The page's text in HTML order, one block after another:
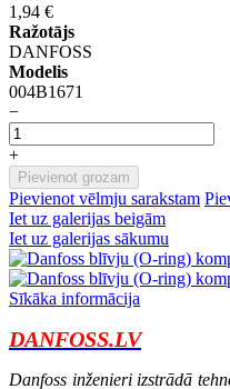
1,94 €
Ražotājs
DANFOSS
Modelis
004B1671
−
+
Pievienot grozam
Pievienot vēlmju sarakstam
Iet uz galerijas beigām
Iet uz galerijas sākumu
Sīkāka informācija
DANFOSS.LV
Danfoss inženieri izstrādā